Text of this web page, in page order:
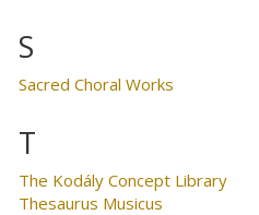
S
Sacred Choral Works
T
The Kodály Concept Library
Thesaurus Musicus